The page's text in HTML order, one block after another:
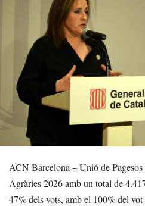
ACN Barcelona – Unió de
Agràries 2026 amb un total de
47% dels vots, amb el 100% del